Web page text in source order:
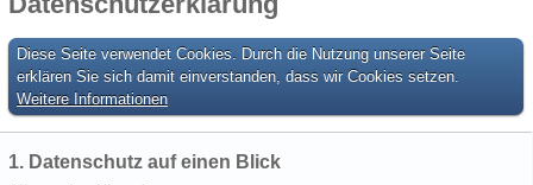
Diese Seite verwendet Cookies. Durch die Nutzung unserer Seite
erklären Sie sich damit einverstanden, dass wir Cookies setzen.
Weitere Informationen
1. Datenschutz auf einen Blick